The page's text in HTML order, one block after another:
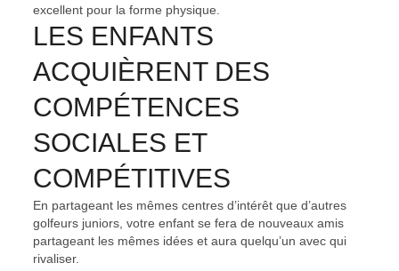
excellent pour la forme physique.
LES ENFANTS
ACQUIÈRENT DES
COMPÉTENCES
SOCIALES ET
COMPÉTITIVES
En partageant les mêmes centres d’intérêt que d’autres
golfeurs juniors, votre enfant se fera de nouveaux amis
partageant les mêmes idées et aura quelqu’un avec qui
rivaliser.